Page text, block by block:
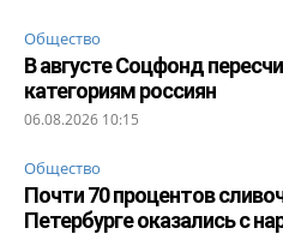
Общество
В августе Соцфонд
категориям россиян
06.08.2026 10:15
Общество
Почти 70 процентов
Петербурге оказались с